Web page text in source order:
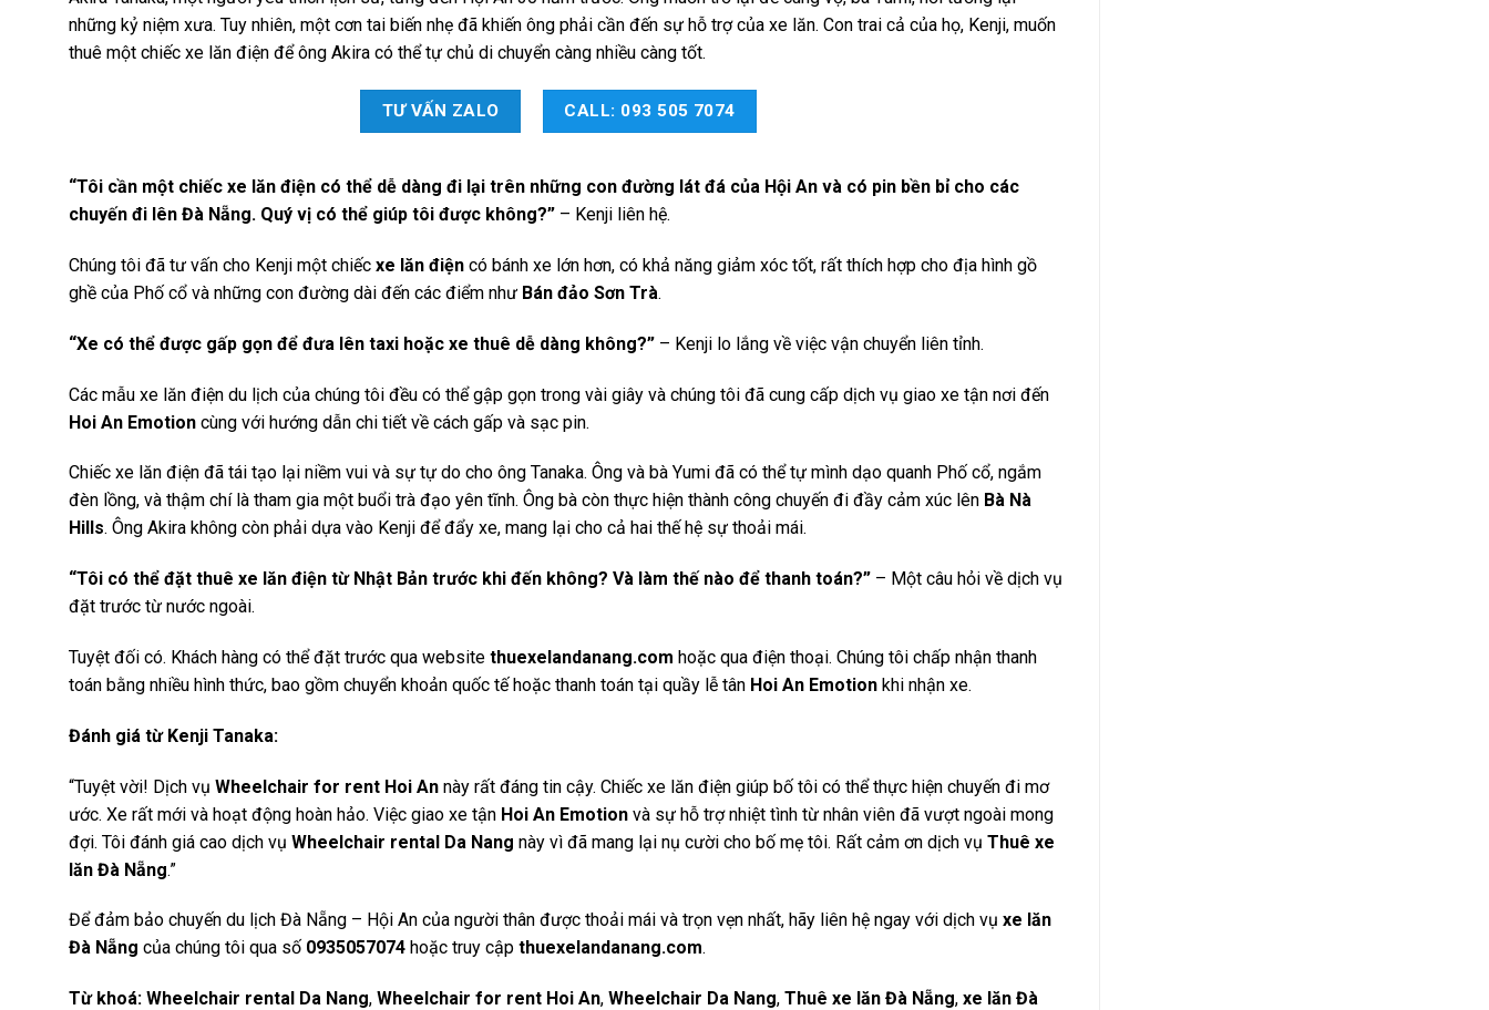
những kỷ niệm xưa. Tuy nhiên, một cơn tai biến nhẹ đã khiến ông phải cần đến sự hỗ trợ của xe lăn. Con trai cả của họ, Kenji, muốn
thuê một chiếc xe lăn điện để ông Akira có thể tự chủ di chuyển càng nhiều càng tốt.
TƯ VẤN ZALO CALL: 093 505 7074
“Tôi cần một chiếc xe lăn điện có thể dễ dàng đi lại trên những con đường lát đá của Hội An và có pin bền bỉ cho các
chuyến đi lên Đà Nẵng. Quý vị có thể giúp tôi được không?” – Kenji liên hệ.
Chúng tôi đã tư vấn cho Kenji một chiếc xe lăn điện có bánh xe lớn hơn, có khả năng giảm xóc tốt, rất thích hợp cho địa hình gồ
ghề của Phố cổ và những con đường dài đến các điểm như Bán đảo Sơn Trà.
“Xe có thể được gấp gọn để đưa lên taxi hoặc xe thuê dễ dàng không?” – Kenji lo lắng về việc vận chuyển liên tỉnh.
Các mẫu xe lăn điện du lịch của chúng tôi đều có thể gập gọn trong vài giây và chúng tôi đã cung cấp dịch vụ giao xe tận nơi đến
Hoi An Emotion cùng với hướng dẫn chi tiết về cách gấp và sạc pin.
Chiếc xe lăn điện đã tái tạo lại niềm vui và sự tự do cho ông Tanaka. Ông và bà Yumi đã có thể tự mình dạo quanh Phố cổ, ngắm
đèn lồng, và thậm chí là tham gia một buổi trà đạo yên tĩnh. Ông bà còn thực hiện thành công chuyến đi đầy cảm xúc lên Bà Nà
Hills. Ông Akira không còn phải dựa vào Kenji để đẩy xe, mang lại cho cả hai thế hệ sự thoải mái.
“Tôi có thể đặt thuê xe lăn điện từ Nhật Bản trước khi đến không? Và làm thế nào để thanh toán?” – Một câu hỏi về dịch vụ
đặt trước từ nước ngoài.
Tuyệt đối có. Khách hàng có thể đặt trước qua website thuexelandanang.com hoặc qua điện thoại. Chúng tôi chấp nhận thanh
toán bằng nhiều hình thức, bao gồm chuyển khoản quốc tế hoặc thanh toán tại quầy lễ tân Hoi An Emotion khi nhận xe.
Đánh giá từ Kenji Tanaka:
“Tuyệt vời! Dịch vụ Wheelchair for rent Hoi An này rất đáng tin cậy. Chiếc xe lăn điện giúp bố tôi có thể thực hiện chuyến đi mơ
ước. Xe rất mới và hoạt động hoàn hảo. Việc giao xe tận Hoi An Emotion và sự hỗ trợ nhiệt tình từ nhân viên đã vượt ngoài mong
đợi. Tôi đánh giá cao dịch vụ Wheelchair rental Da Nang này vì đã mang lại nụ cười cho bố mẹ tôi. Rất cảm ơn dịch vụ Thuê xe
lăn Đà Nẵng.”
Để đảm bảo chuyến du lịch Đà Nẵng – Hội An của người thân được thoải mái và trọn vẹn nhất, hãy liên hệ ngay với dịch vụ xe lăn
Đà Nẵng của chúng tôi qua số 0935057074 hoặc truy cập thuexelandanang.com.
Từ khoá: Wheelchair rental Da Nang, Wheelchair for rent Hoi An, Wheelchair Da Nang, Thuê xe lăn Đà Nẵng, xe lăn Đà